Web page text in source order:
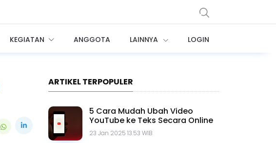
KEGIATAN ANGGOTA LAINNYA LOGIN
ARTIKEL TERPOPULER
5 Cara Mudah Ubah Video
YouTube ke Teks Secara Online
23 Jan 2025 13.53 WIB